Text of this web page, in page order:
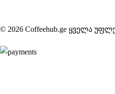
© 2026 Coffeehub.ge ყველა